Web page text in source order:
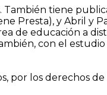
tiene
Presta), y Abril y
de educación a
con el
por los derechos